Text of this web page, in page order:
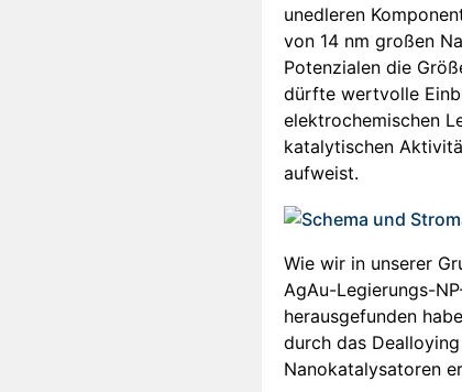
unedleren
von 14 nm großen
Potenzialen die
dürfte wertvolle
elektrochemischen
katalytischen
aufweist.
Wie wir in unserer
AgAu-Legierungs-
herausgefunden
durch das
Nanokatalysatoren